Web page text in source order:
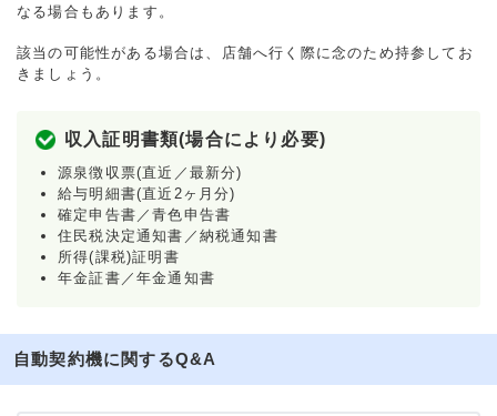
なる場合もあります。
該当の可能性がある場合は、店舗へ行く際に念のため持参してお
きましょう。
収入証明書類(場合により必要)
源泉徴収票(直近／最新分)
給与明細書(直近2ヶ月分)
確定申告書／青色申告書
住民税決定通知書／納税通知書
所得(課税)証明書
年金証書／年金通知書
自動契約機に関するQ&A